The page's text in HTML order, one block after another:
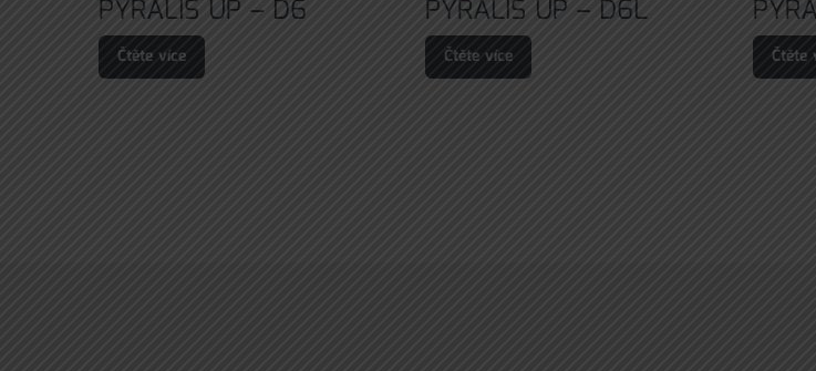
PYRALIS UP – D6
Čtěte více
PYRALIS UP – D6L
Čtěte více Čtěte